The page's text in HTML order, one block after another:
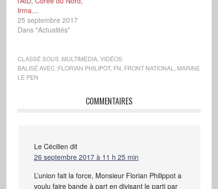
Irma…
25 septembre 2017
Dans "Actualités"
CLASSÉ SOUS :MULTIMÉDIA, VIDÉOS
BALISÉ AVEC :FLORIAN PHILIPOT, FN FRONT NATIONAL
MARINE
LE PEN
COMMENTAIRES
Le Cécilien dit
26 septembre 2017 à 11 h 25 min
L’union fait la force, Monsieur Florian Philippot a
voulu faire bande à part en divisant le parti par